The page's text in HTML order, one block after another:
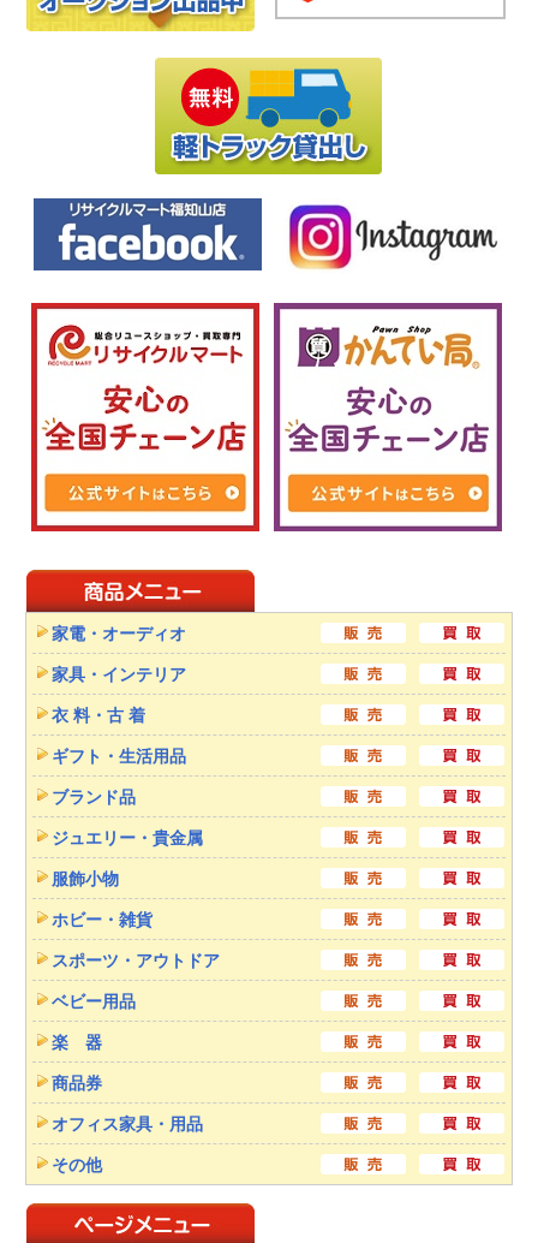
家電・オーディオ
家具・インテリア
衣 料・古 着
ギフト・生活用品
ブランド品
ジュエリー・貴金属
服飾小物
ホビー・雑貨
スポーツ・アウトドア
ベビー用品
楽 器
商品券
オフィス家具・用品
その他